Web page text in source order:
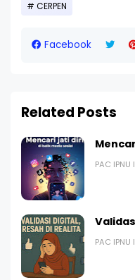
CERPEN
Facebook
Related Posts
PAC IPNU
PAC IPNU